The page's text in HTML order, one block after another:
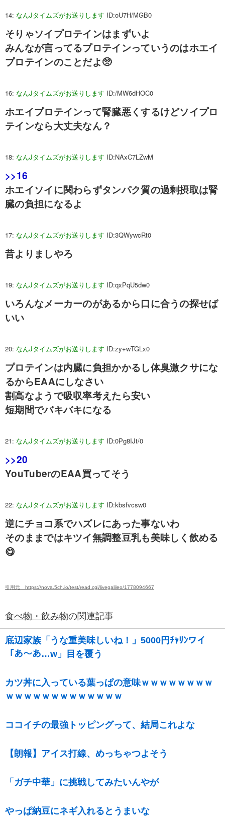
14: なんJタイムズがお送りします ID:oU7H/MGB0
そりゃソイプロテインはまずいよ
みんなが言ってるプロテインっていうのはホエイ
プロテインのことだよ🥺
16: なんJタイムズがお送りします ID:/MW6dHOC0
ホエイプロテインって腎臓悪くするけどソイプロ
テインなら大丈夫なん？
18: なんJタイムズがお送りします ID:NAxC7LZwM
>>16
ホエイソイに関わらずタンパク質の過剰摂取は腎
臓の負担になるよ
17: なんJタイムズがお送りします ID:3QWywcRt0
昔よりましやろ
19: なんJタイムズがお送りします ID:qxPqU5dw0
いろんなメーカーのがあるから口に合うの探せば
いい
20: なんJタイムズがお送りします ID:zy+wTGLx0
プロテインは内臓に負担かかるし体臭激クサにな
るからEAAにしなさい
割高なようで吸収率考えたら安い
短期間でバキバキになる
21: なんJタイムズがお送りします ID:0Pg8IJt/0
>>20
YouTuberのEAA買ってそう
22: なんJタイムズがお送りします ID:kbsfvcsw0
逆にチョコ系でハズレにあった事ないわ
そのままではキツイ無調整豆乳も美味しく飲める
😋
引用元 https://nova.5ch.io/test/read.cgi/livegalileo/1778094667
食べ物・飲み物の関連記事
底辺家族「うな重美味しいね！」5000円ﾁｬﾘﾝワイ
「あ〜あ…w」目を覆う
カツ丼に入っている葉っぱの意味ｗｗｗｗｗｗｗｗ
ｗｗｗｗｗｗｗｗｗｗｗｗｗ
ココイチの最強トッピングって、結局これよな
【朗報】アイス打線、めっちゃつよそう
「ガチ中華」に挑戦してみたいんやが
やっぱ納豆にネギ入れるとうまいな